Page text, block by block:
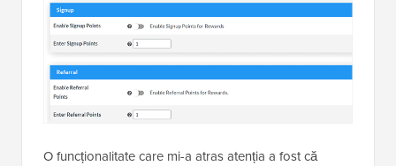
O funcționalitate care mi-a atras atenția a fost că